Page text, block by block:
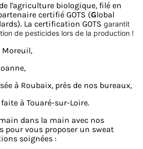
l'agriculture biologique, filé en
certifié GOTS (Global
La certification GOTS garantit
de pesticides lors de la production !
Moreuil,
à Roubaix, près de nos bureaux,
à Touaré-sur-Loire.
dans la main avec nos
pour vous proposer un sweat
soignées :